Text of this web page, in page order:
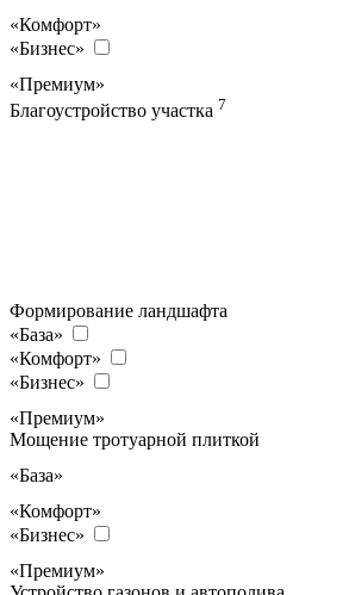
«Комфорт»
«Бизнес»
«Премиум»
Благоустройство участка 7
Формирование ландшафта
«База»
«Комфорт»
«Бизнес»
«Премиум»
Мощение тротуарной плиткой
«База»
«Комфорт»
«Бизнес»
«Премиум»